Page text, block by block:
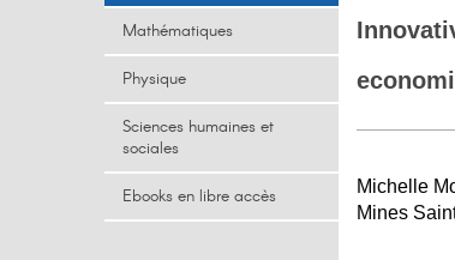
Mathématiques
Physique
Sciences humaines et
sociales
Ebooks en libre accès
Michelle
Mines